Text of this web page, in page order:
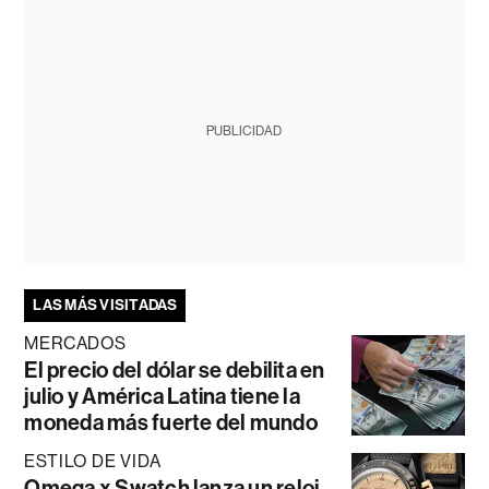
PUBLICIDAD
LAS MÁS VISITADAS
MERCADOS
El precio del dólar se debilita en
julio y América Latina tiene la
moneda más fuerte del mundo
ESTILO DE VIDA